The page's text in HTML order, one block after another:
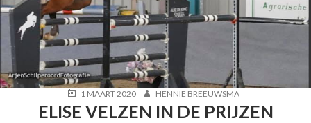
POSTED
ON
1 MAART 2020 AUTHOR
HENNIE BREEUWSMA
ELISE VELZEN IN DE PRIJZEN